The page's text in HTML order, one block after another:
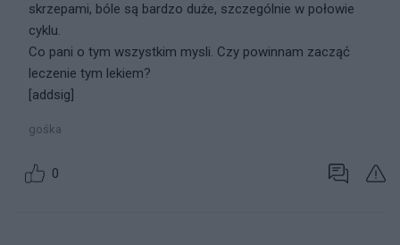
skrzepami, bóle są bardzo duże, szczególnie w połowie
cyklu.
Co pani o tym wszystkim mysli. Czy powinnam zacząć
leczenie tym lekiem?
[addsig]
gośka
0